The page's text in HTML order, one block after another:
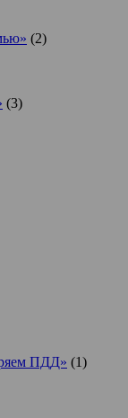
(2)
(3)
ПДД» (1)